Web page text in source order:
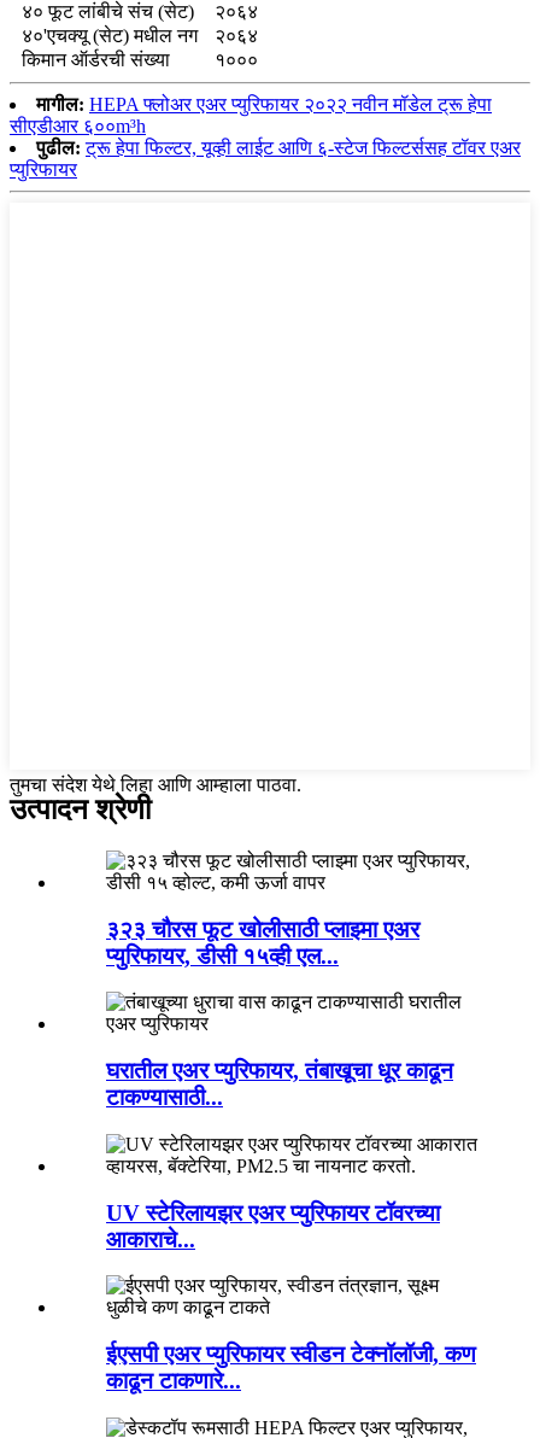
४० फूट लांबीचे संच (सेट)
२०६४
४०'एचक्यू (सेट) मधील नग
२०६४
किमान ऑर्डरची संख्या
१०००
मागील: HEPA फ्लोअर एअर प्युरिफायर २०२२ नवीन मॉडेल ट्रू हेपा
सीएडीआर ६००m³h
पुढील: ट्रू हेपा फिल्टर, यूव्ही लाईट आणि ६-स्टेज फिल्टर्ससह टॉवर एअर
प्युरिफायर
तुमचा संदेश येथे लिहा आणि आम्हाला पाठवा.
उत्पादन श्रेणी
३२३ चौरस फूट खोलीसाठी प्लाझ्मा एअर
प्युरिफायर, डीसी १५व्ही एल...
घरातील एअर प्युरिफायर, तंबाखूचा धूर काढून
टाकण्यासाठी...
UV स्टेरिलायझर एअर प्युरिफायर टॉवरच्या
आकाराचे...
ईएसपी एअर प्युरिफायर स्वीडन टेक्नॉलॉजी, कण
काढून टाकणारे...